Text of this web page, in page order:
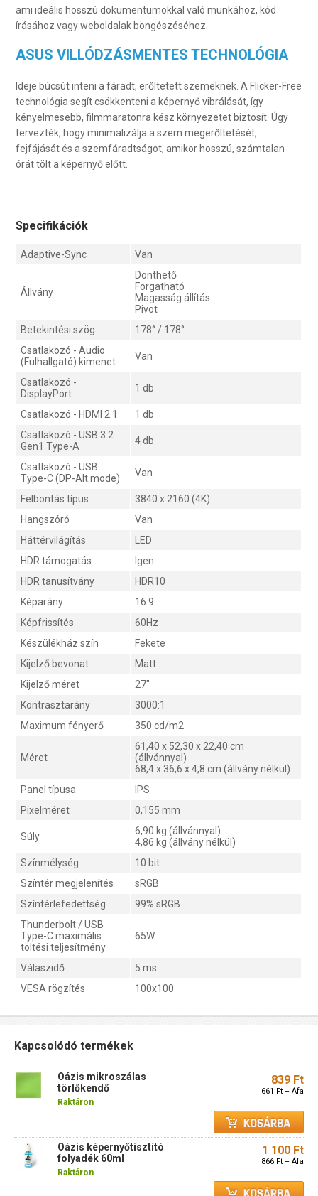
ami ideális hosszú dokumentumokkal való munkához, kód
írásához vagy weboldalak böngészéséhez.
ASUS VILLÓDZÁSMENTES TECHNOLÓGIA
Ideje búcsút inteni a fáradt, erőltetett szemeknek. A Flicker-Free
technológia segít csökkenteni a képernyő vibrálását, így
kényelmesebb, filmmaratonra kész környezetet biztosít. Úgy
tervezték, hogy minimalizálja a szem megerőltetését,
fejfájását és a szemfáradtságot, amikor hosszú, számtalan
órát tölt a képernyő előtt.
Specifikációk
Adaptive-Sync Van
Állvány
Dönthető
Forgatható
Magasság állítás
Pivot
Betekintési szög
178° / 178°
Csatlakozó - Audio
(Fülhallgató) kimenet
Van
Csatlakozó -
DisplayPort
1 db
Csatlakozó - HDMI 2.1
1 db
Csatlakozó - USB 3.2
Gen1 Type-A
4 db
Csatlakozó - USB
Type-C (DP-Alt mode)
Van
Felbontás típus
3840 x 2160 (4K)
Hangszóró
Van
Háttérvilágítás
LED
HDR támogatás
Igen
HDR tanusítvány
HDR10
Képarány
16:9
Képfrissítés
60Hz
Készülékház szín
Fekete
Kijelző bevonat
Matt
Kijelző méret
27"
Kontrasztarány
3000:1
Maximum fényerő
350 cd/m2
Méret
61,40 x 52,30 x 22,40 cm
(állvánnyal)
68,4 x 36,6 x 4,8 cm (állvány nélkül)
Panel típusa
IPS
Pixelméret
0,155 mm
Súly
6,90 kg (állvánnyal)
4,86 ​​kg (állvány nélkül)
Színmélység
10 bit
Színtér megjelenítés
sRGB
Színtérlefedettség
99% sRGB
Thunderbolt / USB
Type-C maximális
töltési teljesítmény
65W
Válaszidő
5 ms
VESA rögzítés
100x100
Kapcsolódó termékek
Oázis mikroszálas
törlőkendő
Raktáron
839 Ft
661 Ft + Áfa
Oázis képernyőtisztító
folyadék 60ml
Raktáron
1 100 Ft
866 Ft + Áfa